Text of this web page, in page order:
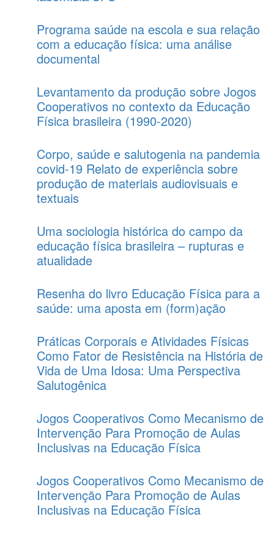
Programa saúde na escola e sua relação
com a educação física: uma análise
documental
Levantamento da produção sobre Jogos
Cooperativos no contexto da Educação
Física brasileira (1990-2020)
Corpo, saúde e salutogenia na pandemia
covid-19 Relato de experiência sobre
produção de materiais audiovisuais e
textuais
Uma sociologia histórica do campo da
educação física brasileira – rupturas e
atualidade
Resenha do livro Educação Física para a
saúde: uma aposta em (form)ação
Práticas Corporais e Atividades Físicas
Como Fator de Resistência na História de
Vida de Uma Idosa: Uma Perspectiva
Salutogênica
Jogos Cooperativos Como Mecanismo de
Intervenção Para Promoção de Aulas
Inclusivas na Educação Física
Jogos Cooperativos Como Mecanismo de
Intervenção Para Promoção de Aulas
Inclusivas na Educação Física